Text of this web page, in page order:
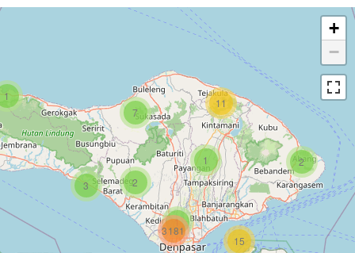
1
1
1
3
7
2
15
11
3181
2
+
−